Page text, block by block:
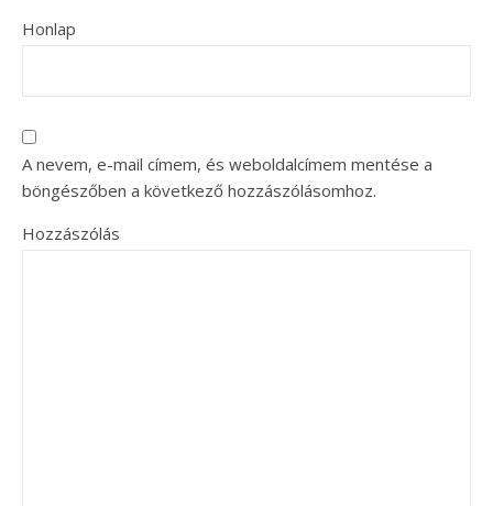
Honlap
A nevem, e-mail címem, és weboldalcímem mentése a
böngészőben a következő hozzászólásomhoz.
Hozzászólás